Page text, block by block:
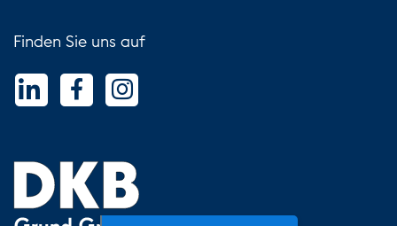
Finden Sie uns auf